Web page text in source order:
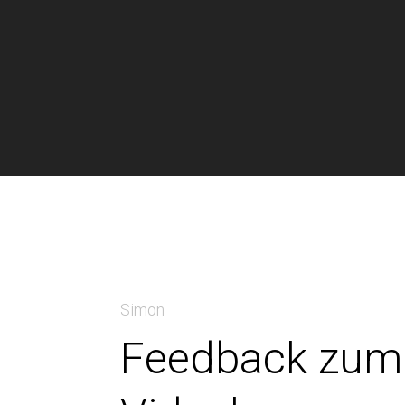
Simon
Feedback zum